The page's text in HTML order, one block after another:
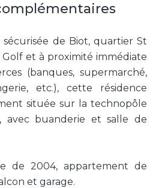
sécurisée de Biot, quartier St
et à proximité immédiate
(banques, supermarché,
etc.), cette résidence
située sur la technopôle
avec buanderie et salle de
de 2004, appartement de
et garage.